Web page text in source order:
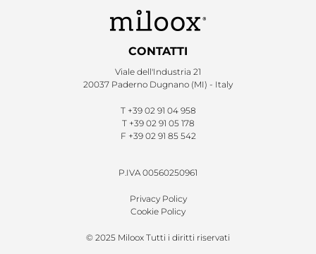
CONTATTI
Viale dell'Industria 21
20037 Paderno Dugnano (MI) - Italy
T +39 02 91 04 958
T +39 02 91 05 178
F +39 02 91 85 542
P.IVA 00560250961
Privacy Policy
Cookie Policy
© 2025 Miloox Tutti i diritti riservati